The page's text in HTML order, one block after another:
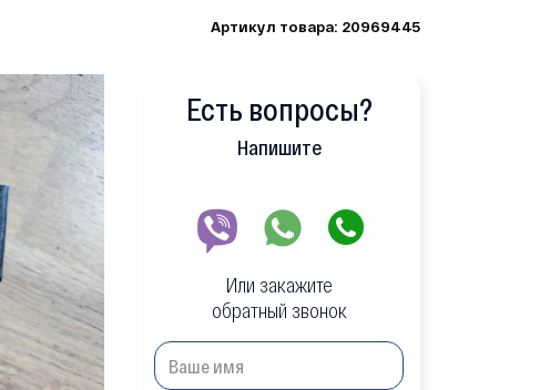
Артикул товара: 20969445
Есть вопросы?
Напишите
Или закажите
обратный звонок